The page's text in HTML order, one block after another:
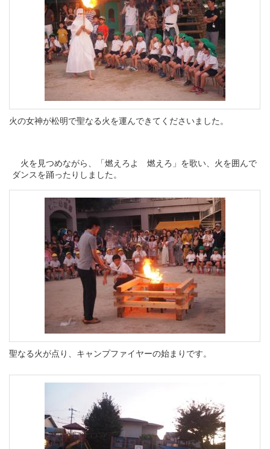
火の女神が松明で聖なる火を運んできてくださいました。
火を見つめながら、「燃えろよ 燃えろ」を歌い、火を囲んで
ダンスを踊ったりしました。
聖なる火が点り、キャンプファイヤーの始まりです。